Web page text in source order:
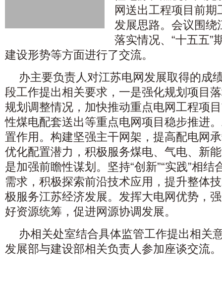
网送出工程项目前
发展思路。会议围绕
落实情况、“十五五”
建设形势等方面进行了交流。
办主要负责人对江苏电网发展取得的成
段工作提出相关要求，一是强化规划项目
规划调整情况，加快推动重点电网工程项
性煤电配套送出等重点电网项目稳步推进
置作用。构建坚强主干网架，提高配电网
优化配置潜力，积极服务煤电、气电、新
是加强前瞻性谋划。坚持“创新”“实践”相
需求，积极探索前沿技术应用，提升整体
极服务江苏经济发展。发挥大电网优势，
好资源统筹，促进网源协调发展。
办相关处室结合具体监管工作提出相关
发展部与建设部相关负责人参加座谈交流。